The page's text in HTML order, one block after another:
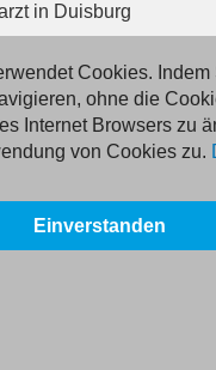
in Duisburg
für
in Köln
Klinik gGmbH
Cookies.
ohne die
Internet Browsers zu
von Cookies zu.
Einverstanden